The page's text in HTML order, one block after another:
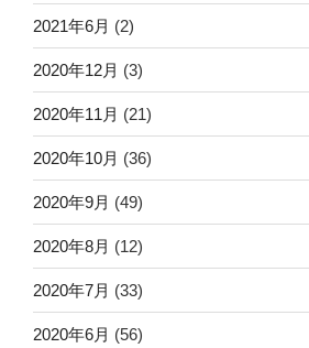
2021年6月 (2)
2020年12月 (3)
2020年11月 (21)
2020年10月 (36)
2020年9月 (49)
2020年8月 (12)
2020年7月 (33)
2020年6月 (56)